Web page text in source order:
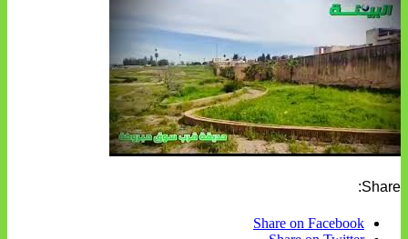
Share:
Share on Facebook